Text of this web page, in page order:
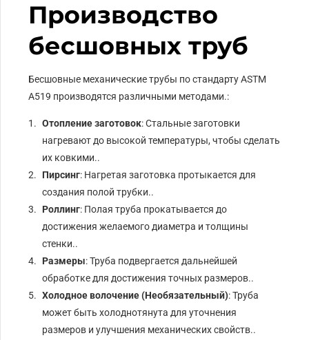
Производство
бесшовных труб
Бесшовные механические трубы по стандарту ASTM
A519 производятся различными методами.:
Отопление заготовок: Стальные заготовки
нагревают до высокой температуры, чтобы сделать
их ковкими..
Пирсинг: Нагретая заготовка протыкается для
создания полой трубки..
Роллинг: Полая труба прокатывается до
достижения желаемого диаметра и толщины
стенки..
Размеры: Труба подвергается дальнейшей
обработке для достижения точных размеров..
Холодное волочение (Необязательный): Труба
может быть холоднотянута для уточнения
размеров и улучшения механических свойств..